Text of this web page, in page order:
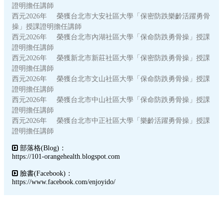
證明擔任講師
西元2026年 榮獲台北市大安社區大學「保密防跌樂齡活躍勇骨
操」授課證明擔任講師
西元2026年 榮獲台北市內湖社區大學「保命防跌勇骨操」授課
證明擔任講師
西元2026年 榮獲新北市新莊社區大學「保密防跌勇骨操」授課
證明擔任講師
西元2026年 榮獲台北市文山社區大學「保命防跌勇骨操」授課
證明擔任講師
西元2026年 榮獲台北市中山社區大學「保命防跌勇骨操」授課
證明擔任講師
西元2026年 榮獲台北市中正社區大學「樂齡活躍勇骨操」授課
證明擔任講師
部落格(Blog)：
https://101-orangehealth.blogspot.com
臉書(Facebook)：
https://www.facebook.com/enjoyido/